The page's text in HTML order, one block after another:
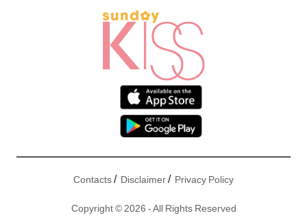
Contacts/ Disclaimer/ Privacy Policy
Copyright © 2026 - All Rights Reserved